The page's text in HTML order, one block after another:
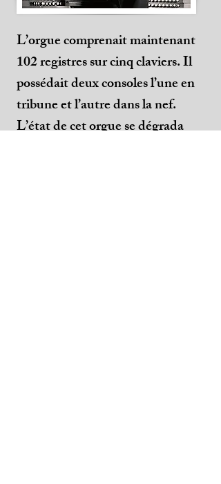
L’orgue comprenait maintenant
102 registres sur cinq claviers. Il
possédait deux consoles l’une en
tribune et l’autre dans la nef.
L’état de cet orgue se dégrada